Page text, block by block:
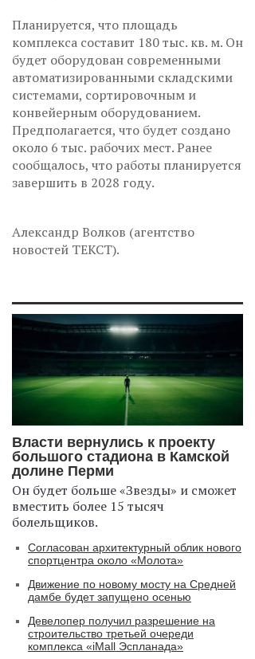
Планируется, что площадь
комплекса составит 180 тыс. кв. м. Он
будет оборудован современными
автоматизированными складскими
системами, сортировочным и
конвейерным оборудованием.
Предполагается, что будет создано
около 6 тыс. рабочих мест. Ранее
сообщалось, что работы планируется
завершить в 2028 году.
Александр Волков (агентство
новостей ТЕКСТ).
Власти вернулись к проекту
большого стадиона в Камской
долине Перми
Он будет больше «Звезды» и сможет
вместить более 15 тысяч
болельщиков.
Согласован архитектурный облик нового
спортцентра около «Молота»
Движение по новому мосту на Средней
дамбе будет запущено осенью
Девелопер получил разрешение на
строительство третьей очереди
комплекса «iMall Эспланада»